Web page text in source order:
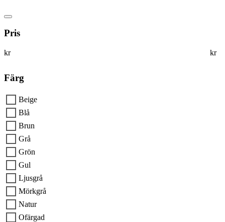
Pris
kr kr
Färg
Beige
Blå
Brun
Grå
Grön
Gul
Ljusgrå
Mörkgrå
Natur
Ofärgad